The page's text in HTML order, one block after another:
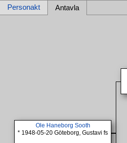
Personakt Antavla
Ole Haneborg Sooth
* 1948-05-20 Göteborg, Gustavi fs